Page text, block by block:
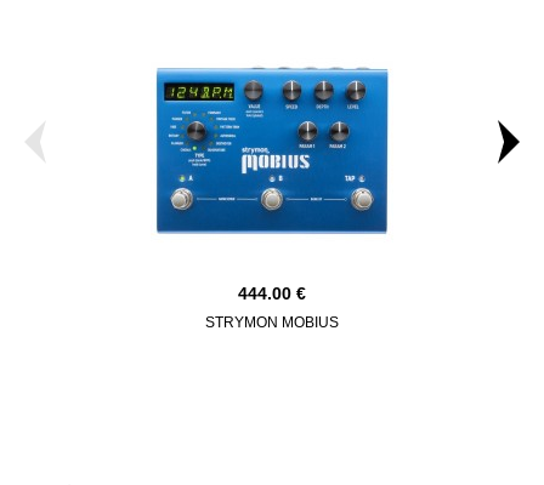
444.00
STRYMON MOBIUS